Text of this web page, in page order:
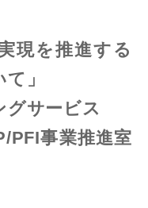
現を推進する
」
グサービス
PFI事業推進室